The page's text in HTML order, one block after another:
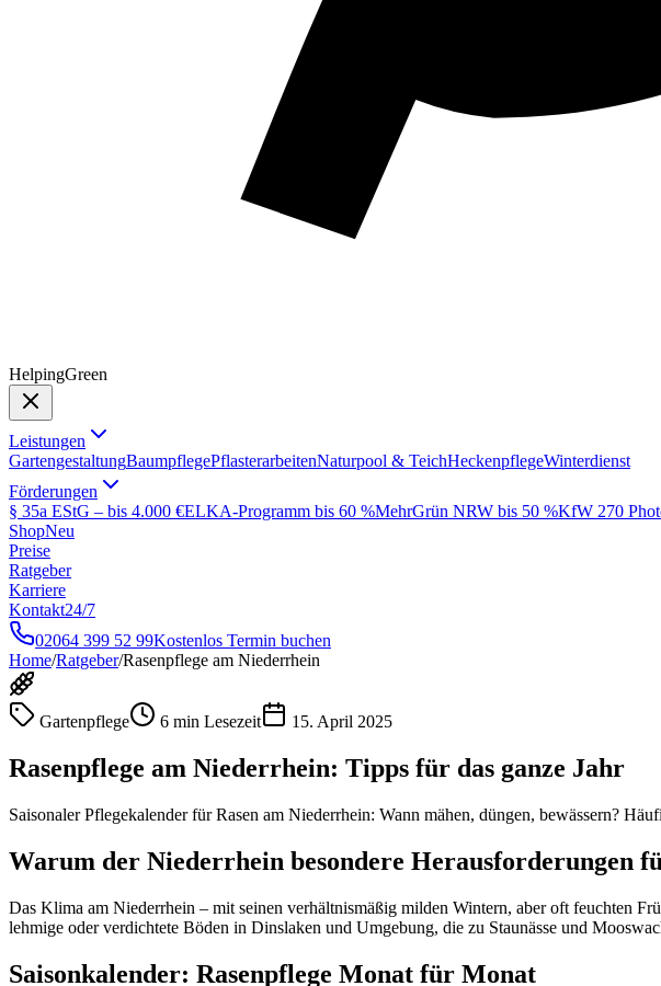
HelpingGreen
Leistungen
GartengestaltungBaumpflegePflasterarbeitenNaturpool & TeichHeckenpflegeWinterdienst
Förderungen
§ 35a EStG – bis 4.000 €ELKA-Programm bis 60 %MehrGrün NRW bis 50 %KfW 270
ShopNeu
Preise
Ratgeber
Karriere
Kontakt24/7
02064 399 52 99Kostenlos Termin buchen
Home/Ratgeber/Rasenpflege am Niederrhein
Gartenpflege 6 min Lesezeit 15. April 2025
Rasenpflege am Niederrhein: Tipps für das ganze Jahr
Saisonaler Pflegekalender für Rasen am Niederrhein: Wann mähen, düngen, bewässern?
Warum der Niederrhein besondere Herausforderungen
Das Klima am Niederrhein – mit seinen verhältnismäßig milden Wintern, aber oft feuchten
lehmige oder verdichtete Böden in Dinslaken und Umgebung, die zu Staunässe und
Saisonkalender: Rasenpflege Monat für Monat